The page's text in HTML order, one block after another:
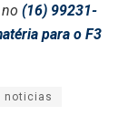
(16) 99231-
para o F3
noticias